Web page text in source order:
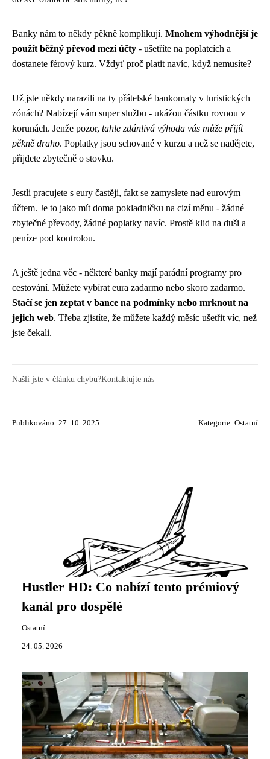
Banky nám to někdy pěkně komplikují. Mnohem výhodnější je
použít běžný převod mezi účty - ušetříte na poplatcích a
dostanete férový kurz. Vždyť proč platit navíc, když nemusíte?
Už jste někdy narazili na ty přátelské bankomaty v turistických
zónách? Nabízejí vám super službu - ukážou částku rovnou v
korunách. Jenže pozor, tahle zdánlivá výhoda vás může přijít
pěkně draho. Poplatky jsou schované v kurzu a než se nadějete,
přijdete zbytečně o stovku.
Jestli pracujete s eury častěji, fakt se zamyslete nad eurovým
účtem. Je to jako mít doma pokladničku na cizí měnu - žádné
zbytečné převody, žádné poplatky navíc. Prostě klid na duši a
peníze pod kontrolou.
A ještě jedna věc - některé banky mají parádní programy pro
cestování. Můžete vybírat eura zadarmo nebo skoro zadarmo.
Stačí se jen zeptat v bance na podmínky nebo mrknout na
jejich web. Třeba zjistíte, že můžete každý měsíc ušetřit víc, než
jste čekali.
Našli jste v článku chybu?Kontaktujte nás
Publikováno: 27. 10. 2025 Kategorie: Ostatní
Hustler HD: Co nabízí tento prémiový
kanál pro dospělé
Ostatní
24. 05. 2026